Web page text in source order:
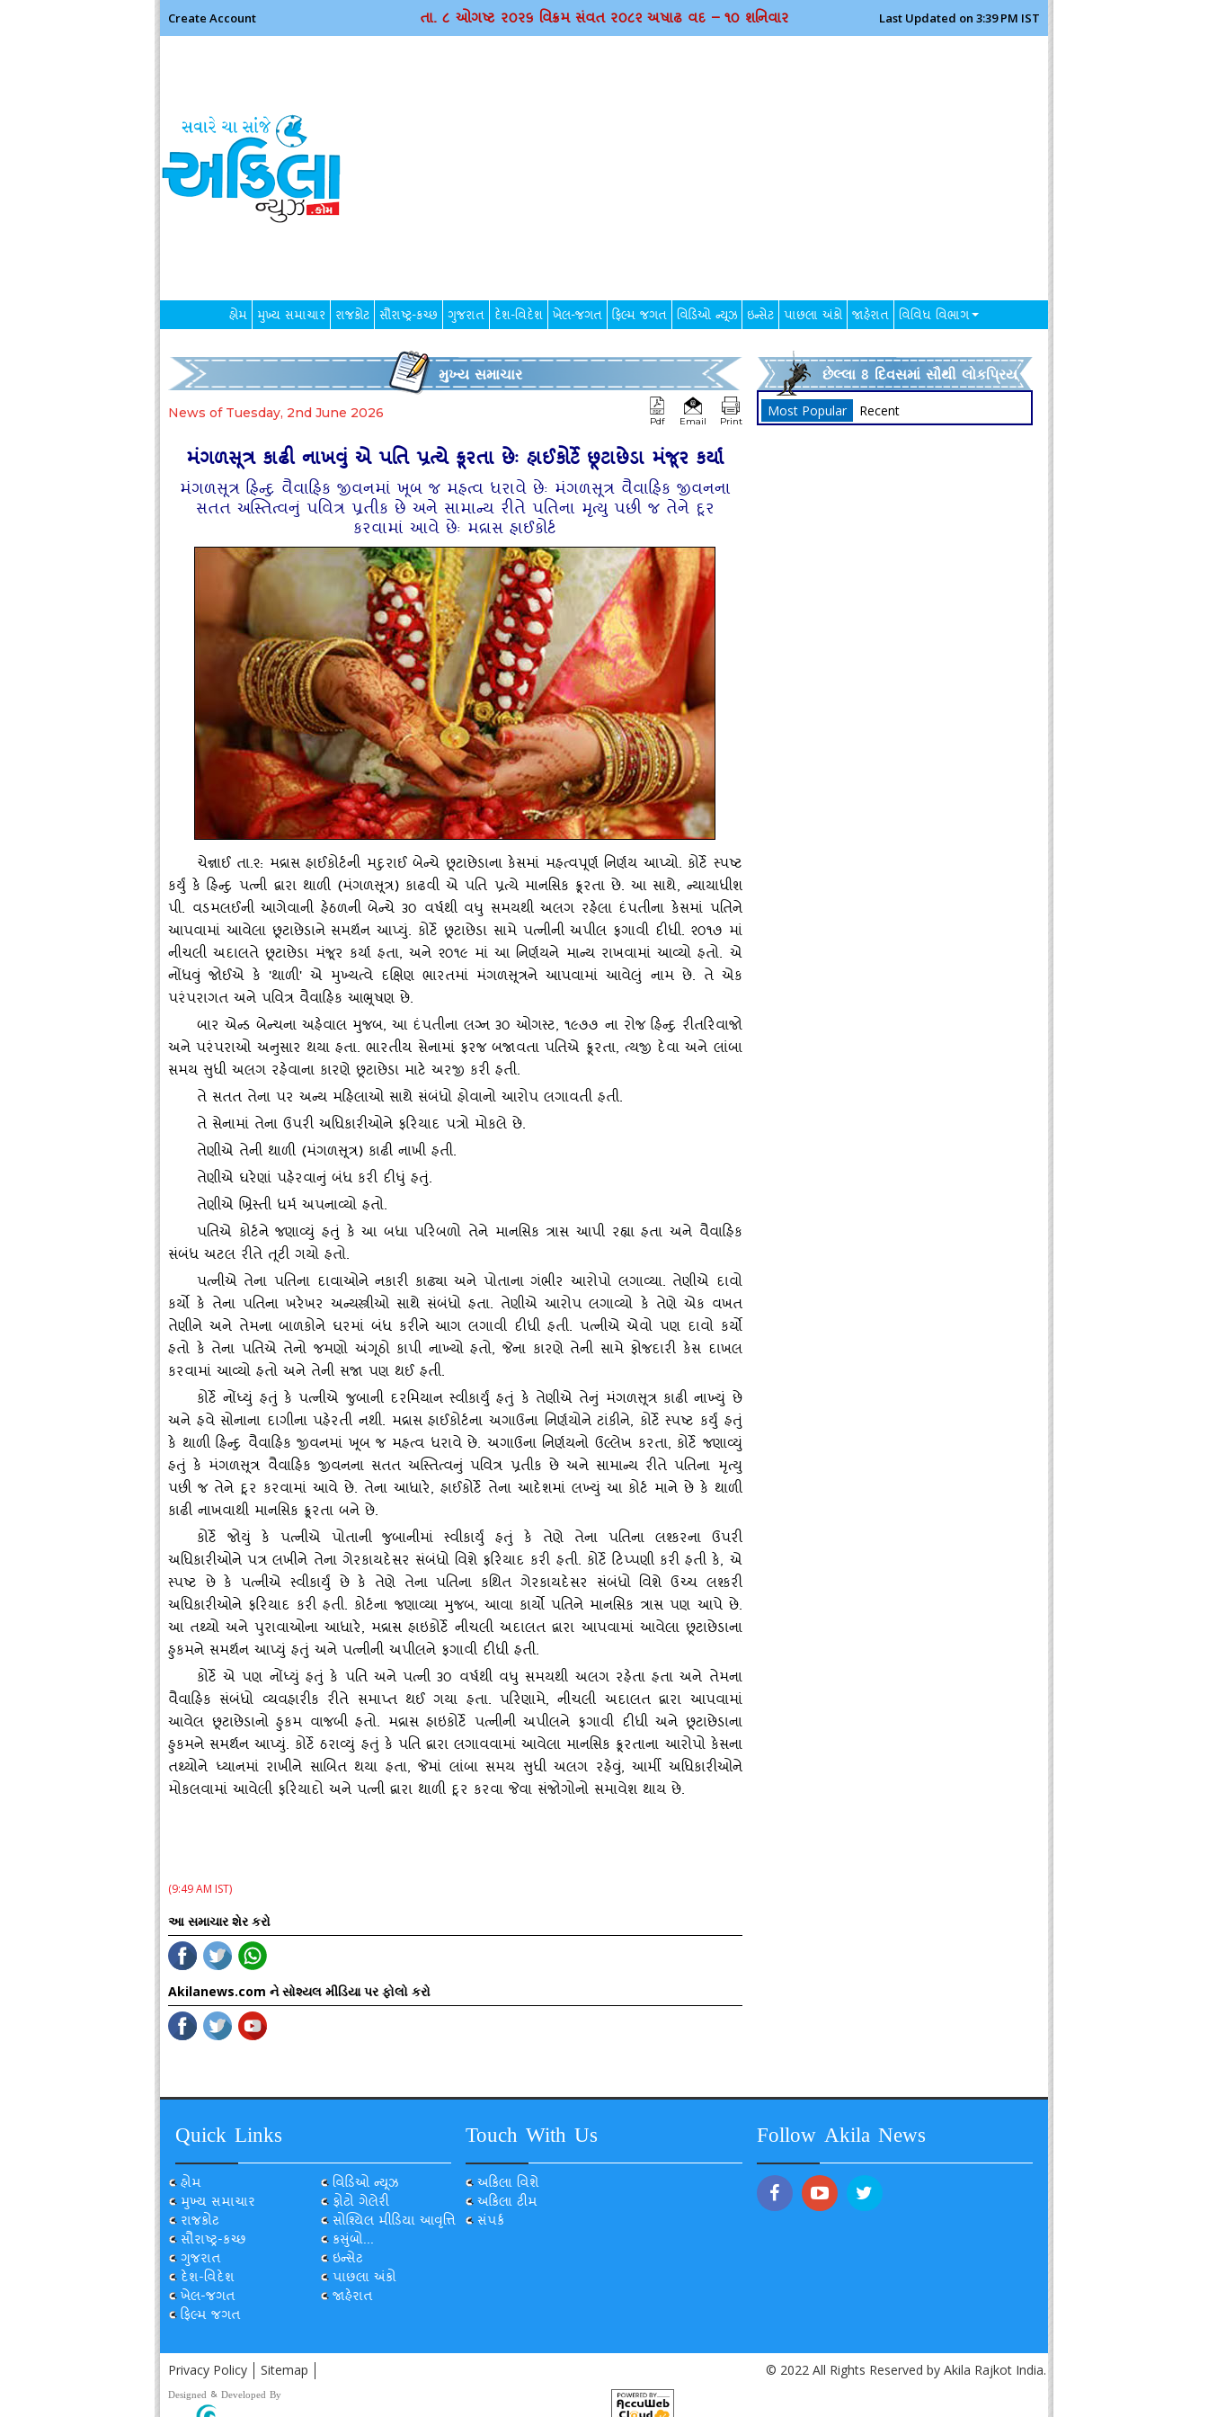
Create Account તા. ૮ ઓગષ્ટ ર૦ર૬ વિક્રમ સંવત ર૦૮૨ અષાઢ વદ – ૧૦ શનિવાર Last Updated on 3:39 PM IST
હોમ મુખ્ય સમાચાર રાજકોટ સૌરાષ્ટ્ર-કચ્છ ગુજરાત દેશ-વિદેશ ખેલ-જગત ફિલ્મ જગત વિડિઓ ન્યૂઝ ઇન્સેટ પાછલા અંકો જાહેરાત વિવિધ વિભાગ
મુખ્ય સમાચાર
News of Tuesday, 2nd June 2026
Pdf Email Print
મંગળસૂત્ર કાઢી નાખવું એ પતિ પ્રત્‍યે ક્રૂરતા છેઃ હાઈકોર્ટે છૂટાછેડા મંજૂર કર્યા
મંગળસૂત્ર હિન્‍દુ વૈવાહિક જીવનમાં ખૂબ જ મહત્‍વ ધરાવે છેઃ મંગળસૂત્ર વૈવાહિક જીવનના
સતત અસ્‍તિત્‍વનું પવિત્ર પ્રતીક છે અને સામાન્‍ય રીતે પતિના મૃત્‍યુ પછી જ તેને દૂર
કરવામાં આવે છેઃ મદ્રાસ હાઈકોર્ટ
ચેન્નાઈ તા.૨: મદ્રાસ હાઈકોર્ટની મદુરાઈ બેન્‍ચે છૂટાછેડાના કેસમાં મહત્‍વપૂર્ણ નિર્ણય આપ્‍યો. કોર્ટે સ્‍પષ્ટ
કર્યું કે હિન્‍દુ પત્‍ની દ્વારા થાળી (મંગળસૂત્ર) કાઢવી એ પતિ પ્રત્‍યે માનસિક ક્રૂરતા છે. આ સાથે, ન્‍યાયાધીશ
પી. વડમલઈની આગેવાની હેઠળની બેન્‍ચે ૩૦ વર્ષથી વધુ સમયથી અલગ રહેલા દંપતીના કેસમાં પતિને
આપવામાં આવેલા છૂટાછેડાને સમર્થન આપ્‍યું. કોર્ટે છૂટાછેડા સામે પત્‍નીની અપીલ ફગાવી દીધી. ૨૦૧૭ માં
નીચલી અદાલતે છૂટાછેડા મંજૂર કર્યા હતા, અને ૨૦૧૯ માં આ નિર્ણયને માન્‍ય રાખવામાં આવ્‍યો હતો. એ
નોંધવું જોઈએ કે 'થાળી' એ મુખ્‍યત્‍વે દક્ષિણ ભારતમાં મંગળસૂત્રને આપવામાં આવેલું નામ છે. તે એક
પરંપરાગત અને પવિત્ર વૈવાહિક આભૂષણ છે.
બાર એન્‍ડ બેન્‍ચના અહેવાલ મુજબ, આ દંપતીના લગ્ન ૩૦ ઓગસ્‍ટ, ૧૯૭૭ ના રોજ હિન્‍દુ રીતરિવાજો
અને પરંપરાઓ અનુસાર થયા હતા. ભારતીય સેનામાં ફરજ બજાવતા પતિએ ક્રૂરતા, ત્‍યજી દેવા અને લાંબા
સમય સુધી અલગ રહેવાના કારણે છૂટાછેડા માટે અરજી કરી હતી.
તે સતત તેના પર અન્‍ય મહિલાઓ સાથે સંબંધો હોવાનો આરોપ લગાવતી હતી.
તે સેનામાં તેના ઉપરી અધિકારીઓને ફરિયાદ પત્રો મોકલે છે.
તેણીએ તેની થાળી (મંગળસૂત્ર) કાઢી નાખી હતી.
તેણીએ ઘરેણાં પહેરવાનું બંધ કરી દીધું હતું.
તેણીએ ખ્રિસ્‍તી ધર્મ અપનાવ્‍યો હતો.
પતિએ કોર્ટને જણાવ્‍યું હતું કે આ બધા પરિબળો તેને માનસિક ત્રાસ આપી રહ્યા હતા અને વૈવાહિક
સંબંધ અટલ રીતે તૂટી ગયો હતો.
પત્‍નીએ તેના પતિના દાવાઓને નકારી કાઢ્‍યા અને પોતાના ગંભીર આરોપો લગાવ્‍યા. તેણીએ દાવો
કર્યો કે તેના પતિના ખરેખર અન્‍યસ્ત્રીઓ સાથે સંબંધો હતા. તેણીએ આરોપ લગાવ્‍યો કે તેણે એક વખત
તેણીને અને તેમના બાળકોને ઘરમાં બંધ કરીને આગ લગાવી દીધી હતી. પત્‍નીએ એવો પણ દાવો કર્યો
હતો કે તેના પતિએ તેનો જમણો અંગૂઠો કાપી નાખ્‍યો હતો, જેના કારણે તેની સામે ફોજદારી કેસ દાખલ
કરવામાં આવ્‍યો હતો અને તેની સજા પણ થઈ હતી.
કોર્ટે નોંધ્‍યું હતું કે પત્‍નીએ જુબાની દરમિયાન સ્‍વીકાર્યું હતું કે તેણીએ તેનું મંગળસૂત્ર કાઢી નાખ્‍યું છે
અને હવે સોનાના દાગીના પહેરતી નથી. મદ્રાસ હાઈકોર્ટના અગાઉના નિર્ણયોને ટાંકીને, કોર્ટે સ્‍પષ્ટ કર્યું હતું
કે થાળી હિન્‍દુ વૈવાહિક જીવનમાં ખૂબ જ મહત્‍વ ધરાવે છે. અગાઉના નિર્ણયનો ઉલ્‍લેખ કરતા, કોર્ટે જણાવ્‍યું
હતું કે મંગળસૂત્ર વૈવાહિક જીવનના સતત અસ્‍તિત્‍વનું પવિત્ર પ્રતીક છે અને સામાન્‍ય રીતે પતિના મૃત્‍યુ
પછી જ તેને દૂર કરવામાં આવે છે. તેના આધારે, હાઈકોર્ટે તેના આદેશમાં લખ્‍યું આ કોર્ટ માને છે કે થાળી
કાઢી નાખવાથી માનસિક ક્રૂરતા બને છે.
કોર્ટે જોયું કે પત્‍નીએ પોતાની જુબાનીમાં સ્‍વીકાર્યું હતું કે તેણે તેના પતિના લશ્‍કરના ઉપરી
અધિકારીઓને પત્ર લખીને તેના ગેરકાયદેસર સંબંધો વિશે ફરિયાદ કરી હતી. કોર્ટે ટિપ્‍પણી કરી હતી કે, એ
સ્‍પષ્ટ છે કે પત્‍નીએ સ્‍વીકાર્યું છે કે તેણે તેના પતિના કથિત ગેરકાયદેસર સંબંધો વિશે ઉચ્‍ચ લશ્‍કરી
અધિકારીઓને ફરિયાદ કરી હતી. કોર્ટના જણાવ્‍યા મુજબ, આવા કાર્યો પતિને માનસિક ત્રાસ પણ આપે છે.
આ તથ્‍યો અને પુરાવાઓના આધારે, મદ્રાસ હાઇકોર્ટે નીચલી અદાલત દ્વારા આપવામાં આવેલા છૂટાછેડાના
હુકમને સમર્થન આપ્‍યું હતું અને પત્‍નીની અપીલને ફગાવી દીધી હતી.
કોર્ટે એ પણ નોંધ્‍યું હતું કે પતિ અને પત્‍ની ૩૦ વર્ષથી વધુ સમયથી અલગ રહેતા હતા અને તેમના
વૈવાહિક સંબંધો વ્‍યવહારીક રીતે સમાપ્ત થઈ ગયા હતા. પરિણામે, નીચલી અદાલત દ્વારા આપવામાં
આવેલ છૂટાછેડાનો હુકમ વાજબી હતો. મદ્રાસ હાઇકોર્ટે પત્‍નીની અપીલને ફગાવી દીધી અને છૂટાછેડાના
હુકમને સમર્થન આપ્‍યું. કોર્ટે ઠરાવ્‍યું હતું કે પતિ દ્વારા લગાવવામાં આવેલા માનસિક ક્રૂરતાના આરોપો કેસના
તથ્‍યોને ધ્‍યાનમાં રાખીને સાબિત થયા હતા, જેમાં લાંબા સમય સુધી અલગ રહેવું, આર્મી અધિકારીઓને
મોકલવામાં આવેલી ફરિયાદો અને પત્‍ની દ્વારા થાળી દૂર કરવા જેવા સંજોગોનો સમાવેશ થાય છે.
(9:49 AM IST)
આ સમાચાર શેર કરો
Akilanews.com ને સોશ્યલ મીડિયા પર ફોલો કરો
છેલ્લા 8 દિવસમાં સૌથી લોકપ્રિય
Most Popular Recent
Quick Links
હોમ
મુખ્ય સમાચાર
રાજકોટ
સૌરાષ્ટ્ર-કચ્છ
ગુજરાત
દેશ-વિદેશ
ખેલ-જગત
ફિલ્મ જગત
વિડિઓ ન્યૂઝ
ફોટો ગેલેરી
સોશ્યિલ મીડિયા આવૃત્તિ
કસુંબો...
ઇન્સેટ
પાછલા અંકો
જાહેરાત
Touch With Us
અકિલા વિશે
અકિલા ટીમ
સંપર્ક
Follow Akila News
Privacy Policy Sitemap © 2022 All Rights Reserved by Akila Rajkot India.
Designed & Developed By